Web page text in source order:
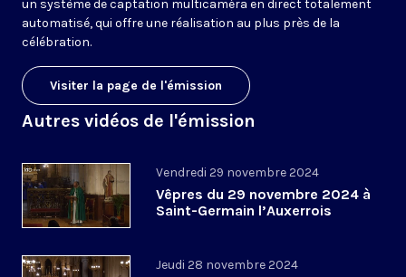
un système de captation multicaméra en direct totalement
automatisé, qui offre une réalisation au plus près de la
célébration.
Visiter la page de l'émission
Autres vidéos de l'émission
Vendredi 29 novembre 2024
Vêpres du 29 novembre 2024 à
Saint-Germain l’Auxerrois
Jeudi 28 novembre 2024